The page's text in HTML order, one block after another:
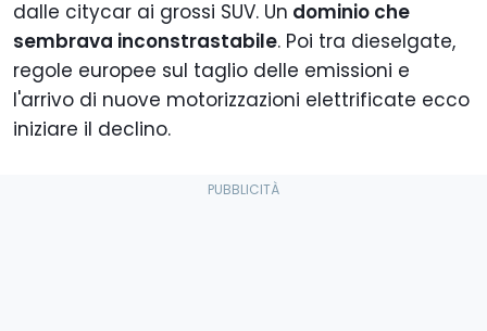
dalle citycar ai grossi SUV. Un dominio che
sembrava inconstrastabile. Poi tra dieselgate,
regole europee sul taglio delle emissioni e
l'arrivo di nuove motorizzazioni elettrificate ecco
iniziare il declino.